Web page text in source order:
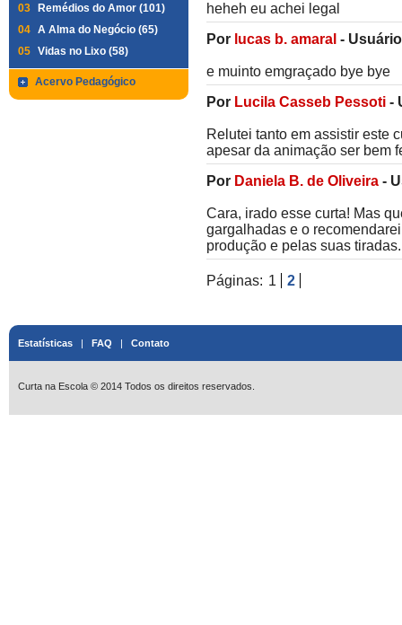
03
Remédios do Amor (101)
04 A Alma do Negócio (65)
05 Vidas no Lixo (58)
Acervo Pedagógico
heheh eu achei legal
Por lucas b. amaral - Usuário
e muinto emgraçado bye bye
Por Lucila Casseb Pessoti -
Relutei tanto em assistir este
apesar da animação ser bem
Por Daniela B. de Oliveira -
Cara, irado esse curta! Mas
gargalhadas e o
produção e pelas suas tiradas.
Páginas: 1 2
Estatísticas | FAQ | Contato
Curta na Escola © 2014 Todos os direitos reservados.